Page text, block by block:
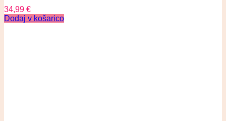
34,99 €
Dodaj v košarico